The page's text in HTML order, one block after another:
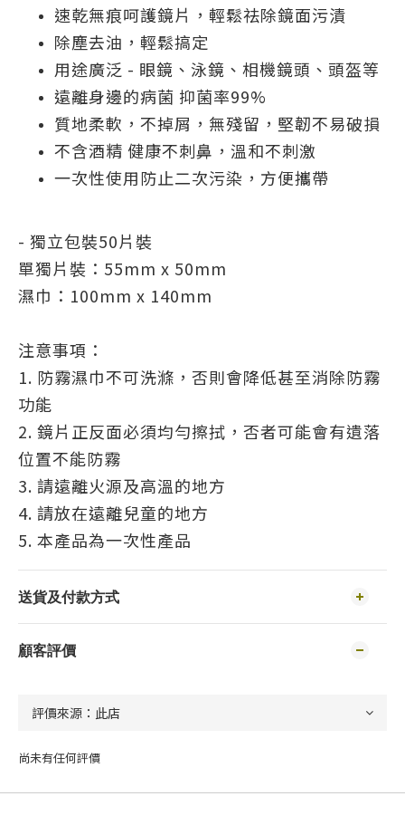
速乾無痕呵護鏡片，輕鬆祛除鏡面污漬
除塵去油，輕鬆搞定
用途廣泛 - 眼鏡、泳鏡、相機鏡頭、頭盔等
遠離身邊的病菌 抑菌率99%
質地柔軟，不掉屑，無殘留，堅韌不易破損
不含酒精 健康不刺鼻，溫和不刺激
一次性使用防止二次污染，方便攜帶
- 獨立包裝50片裝
單獨片裝：55mm x 50mm
濕巾：100mm x 140mm
注意事項：
1. 防霧濕巾不可洗滌，否則會降低甚至消除防霧
功能
2. 鏡片正反面必須均勻擦拭，否者可能會有遺落
位置不能防霧
3. 請遠離火源及高溫的地方
4. 請放在遠離兒童的地方
5. 本產品為一次性產品
送貨及付款方式
顧客評價
尚未有任何評價